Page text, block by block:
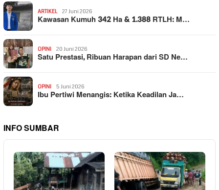
ARTIKEL 27 Juni 2026
Kawasan Kumuh 342 Ha & 1.388 RTLH: M…
OPINI 20 Juni 2026
Satu Prestasi, Ribuan Harapan dari SD Ne…
OPINI 5 Juni 2026
Ibu Pertiwi Menangis: Ketika Keadilan Ja…
INFO SUMBAR